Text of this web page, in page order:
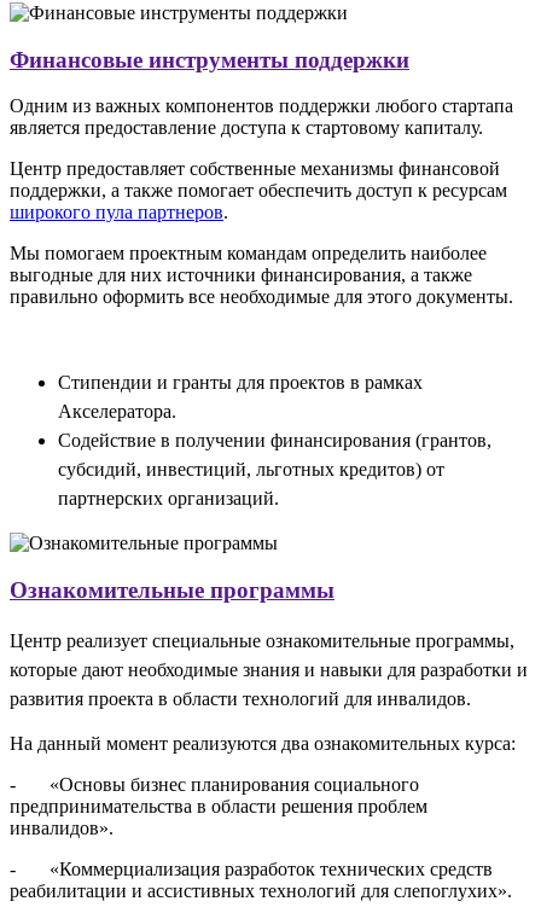
Финансовые инструменты поддержки
Одним из важных компонентов поддержки любого стартапа
является предоставление доступа к стартовому капиталу.
Центр предоставляет собственные механизмы финансовой
поддержки, а также помогает обеспечить доступ к ресурсам
широкого пула партнеров.
Мы помогаем проектным командам определить наиболее
выгодные для них источники финансирования, а также
правильно оформить все необходимые для этого документы.
Стипендии и гранты для проектов в рамках
Акселератора.
Содействие в получении финансирования (грантов,
субсидий, инвестиций, льготных кредитов) от
партнерских организаций.
Ознакомительные программы
Центр реализует специальные ознакомительные программы,
которые дают необходимые знания и навыки для разработки и
развития проекта в области технологий для инвалидов.
На данный момент реализуются два ознакомительных курса:
- «Основы бизнес планирования социального
предпринимательства в области решения проблем
инвалидов».
- «Коммерциализация разработок технических средств
реабилитации и ассистивных технологий для слепоглухих».